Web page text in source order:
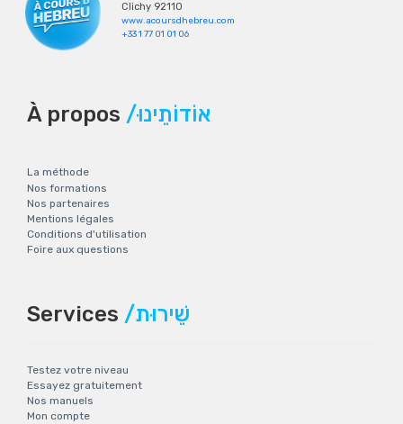
Clichy 92110
www.acoursdhebreu.com
+33 1 77 01 01 06
À propos /אוֹדוֹתֵינוּ
La méthode
Nos formations
Nos partenaires
Mentions légales
Conditions d'utilisation
Foire aux questions
Services /שֵׁירוּת
Testez votre niveau
Essayez gratuitement
Nos manuels
Mon compte